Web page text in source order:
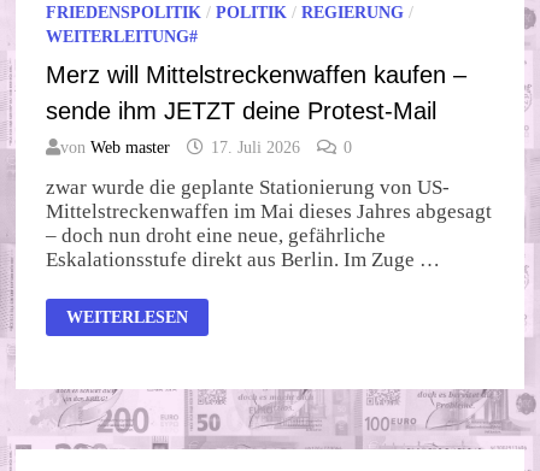
FRIEDENSPOLITIK /POLITIK /REGIERUNG /
WEITERLEITUNG#
Merz will Mittelstreckenwaffen kaufen –
sende ihm JETZT deine Protest-Mail
vonWeb master 17. Juli 2026 0
zwar wurde die geplante Stationierung von US-
Mittelstreckenwaffen im Mai dieses Jahres abgesagt
– doch nun droht eine neue, gefährliche
Eskalationsstufe direkt aus Berlin. Im Zuge …
MERZ
WILL
SENDE
IHM
JETZT
DEINE
WEITERLESEN